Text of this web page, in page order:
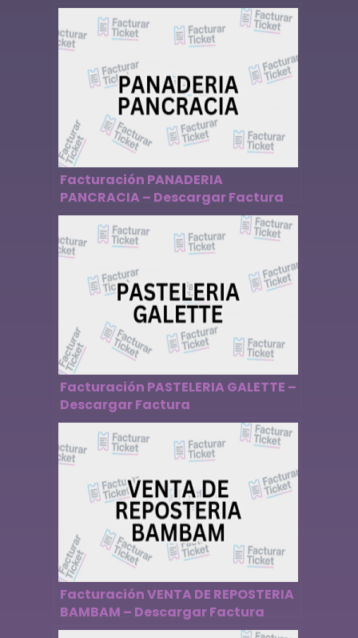
Facturación PANADERIA
PANCRACIA – Descargar Factura
Facturación PASTELERIA GALETTE –
Descargar Factura
Facturación VENTA DE REPOSTERIA
BAMBAM – Descargar Factura